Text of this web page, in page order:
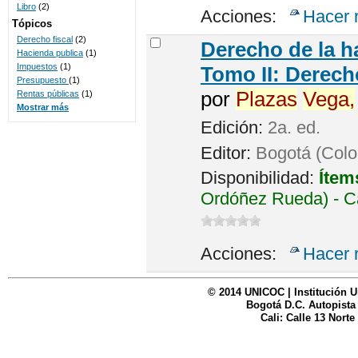
Acciones: Hacer
Derecho de la
Tomo II:
por Plazas Vega,
Edición: 2a. ed.
Editor: Bogotá
Disponibilidad:
Ordóñez Rueda) -
Acciones: Hacer
Libro (2)
Tópicos
Derecho fiscal (2)
Hacienda publica (1)
Impuestos (1)
Presupuesto (1)
Rentas públicas (1)
Mostrar más
© 2014 UNICOC | Institución
Bogotá D.C. Autopista
Cali: Calle 13 Norte